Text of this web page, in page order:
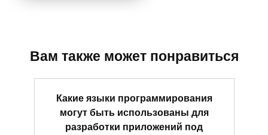
Вам также может понравиться
Какие языки программирования
могут быть использованы для
разработки приложений под